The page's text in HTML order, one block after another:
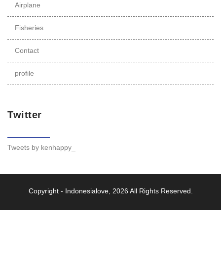
Airplane
Fisheries
Contact
profile
Twitter
Tweets by kenhappy_
Copyright - Indonesialove, 2026 All Rights Reserved.